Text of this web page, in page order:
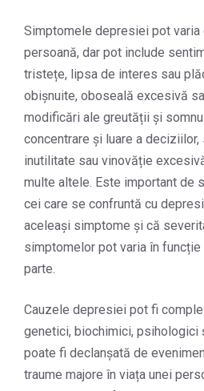
Simptomele depresiei pot varia
persoană, dar pot include
tristețe, lipsa de interes sau
obișnuite, oboseală excesivă
modificări ale greutății și
concentrare și luare a
inutilitate sau vinovăție
multe altele. Este important de
cei care se confruntă cu
aceleași simptome și că
simptomelor pot varia în
parte.
Cauzele depresiei pot fi
genetici, biochimici, psihologici
poate fi declanșată de
traume majore în viața unei